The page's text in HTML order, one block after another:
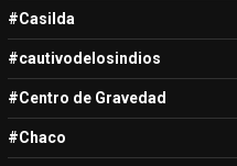
#Casilda
#cautivodelosindios
#Centro de Gravedad
#Chaco